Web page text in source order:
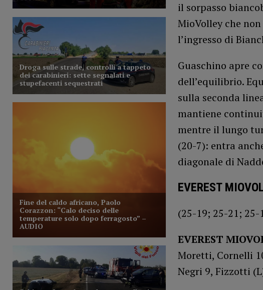
il sorpasso
MioVolley che
l’ingresso di
Guaschino apre
dell’equilibrio.
sulla seconda
mantiene
mentre il lungo
(20-7): entra
diagonale di
EVEREST
(25-19; 25-21; 25-
EVEREST
Moretti, Cornelli
Negri 9, Fizzotti